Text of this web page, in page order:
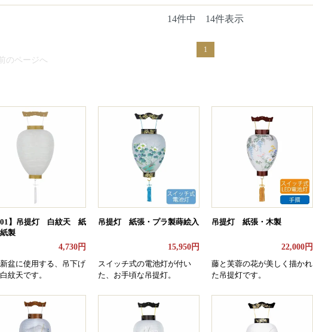
14件中 14件表示
1
ページへ
】吊提灯 白紋天 紙
製
4,730円
盆に使用する、吊下げ
紋天です。
吊提灯 紙張・プラ製蒔絵入
15,950円
スイッチ式の電池灯が付い
た、お手頃な吊提灯。
吊提灯 紙張・木製
22,000円
藤と芙蓉の花が美しく描かれ
た吊提灯です。